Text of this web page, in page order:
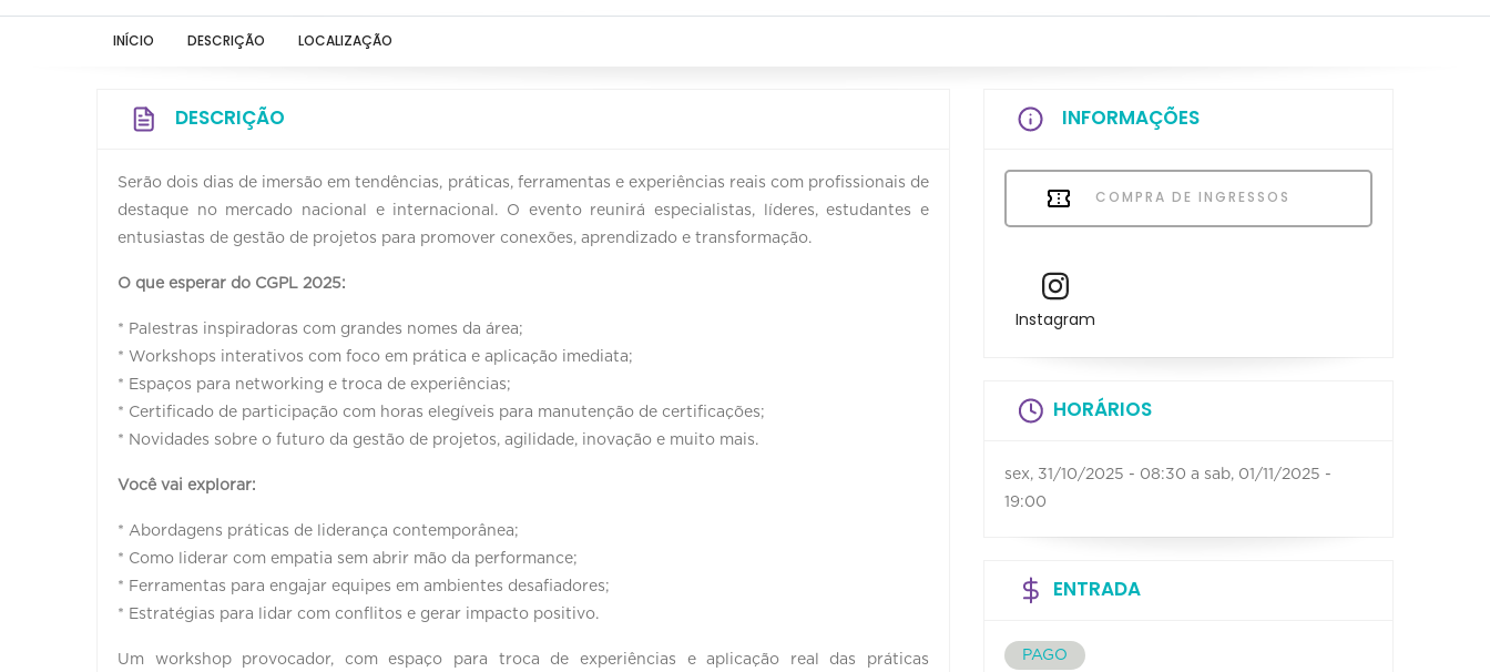
INÍCIO DESCRIÇÃO LOCALIZAÇÃO
DESCRIÇÃO
Serão dois dias de imersão em tendências, práticas, ferramentas e experiências reais com profissionais de
destaque no mercado nacional e internacional. O evento reunirá especialistas, líderes, estudantes e
entusiastas de gestão de projetos para promover conexões, aprendizado e transformação.
O que esperar do CGPL 2025:
* Palestras inspiradoras com grandes nomes da área;
* Workshops interativos com foco em prática e aplicação imediata;
* Espaços para networking e troca de experiências;
* Certificado de participação com horas elegíveis para manutenção de certificações;
* Novidades sobre o futuro da gestão de projetos, agilidade, inovação e muito mais.
Você vai explorar:
* Abordagens práticas de liderança contemporânea;
* Como liderar com empatia sem abrir mão da performance;
* Ferramentas para engajar equipes em ambientes desafiadores;
* Estratégias para lidar com conflitos e gerar impacto positivo.
Um workshop provocador, com espaço para troca de experiências e aplicação real das práticas
INFORMAÇÕES
COMPRA DE INGRESSOS
Instagram
HORÁRIOS
sex, 31/10/2025 - 08:30 a sab, 01/11/2025 -
19:00
ENTRADA
PAGO